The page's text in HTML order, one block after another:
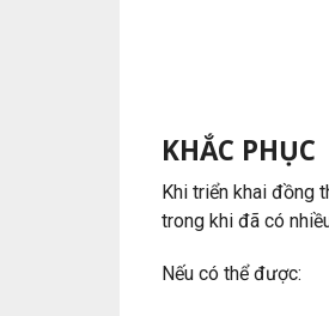
KHẮC PHỤC
Khi triển khai đồng
trong khi đã có
Nếu có thể được: